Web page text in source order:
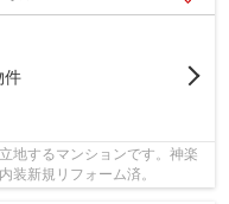
件
地するマンションです。神楽
装新規リフォーム済。